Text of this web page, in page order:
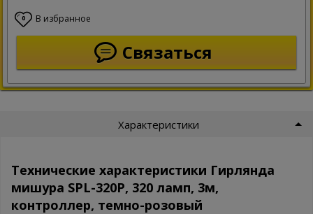
0 В избранное
Связаться
Характеристики
Технические характеристики Гирлянда
мишура SPL-320P, 320 ламп, 3м,
контроллер, темно-розовый